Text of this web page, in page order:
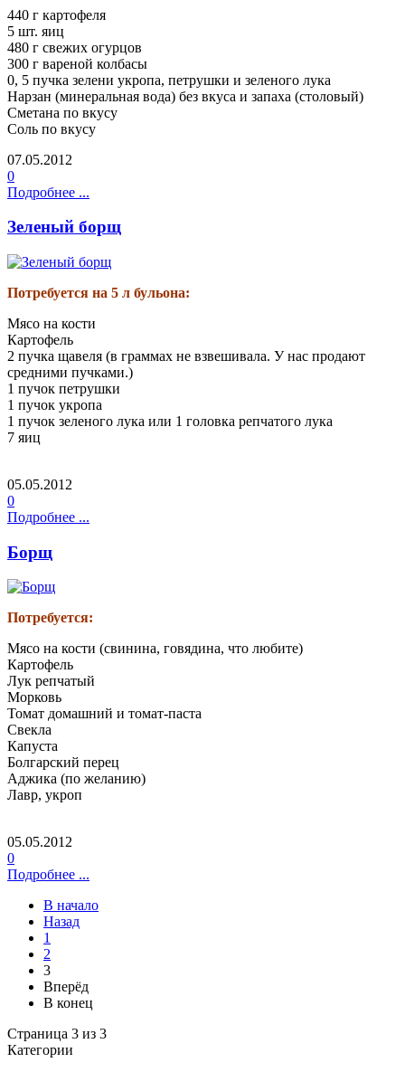
440 г картофеля
5 шт. яиц
480 г свежих огурцов
300 г вареной колбасы
0, 5 пучка зелени укропа, петрушки и зеленого лука
Нарзан (минеральная вода) без вкуса и запаха (столовый)
Сметана по вкусу
Соль по вкусу
07.05.2012
0
Подробнее ...
Зеленый борщ
Потребуется на 5 л бульона:
Мясо на кости
Картофель
2 пучка щавеля (в граммах не взвешивала. У нас продают
средними пучками.)
1 пучок петрушки
1 пучок укропа
1 пучок зеленого лука или 1 головка репчатого лука
7 яиц
05.05.2012
0
Подробнее ...
Борщ
Потребуется:
Мясо на кости (свинина, говядина, что любите)
Картофель
Лук репчатый
Морковь
Томат домашний и томат-паста
Свекла
Капуста
Болгарский перец
Аджика (по желанию)
Лавр, укроп
05.05.2012
0
Подробнее ...
В начало
Назад
1
2
3
Вперёд
В конец
Страница 3 из 3
Категории